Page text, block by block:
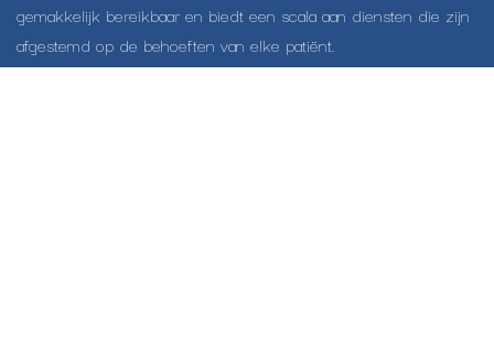
gemakkelijk bereikbaar en biedt een scala aan diensten die zijn
afgestemd op de behoeften van elke patiënt.